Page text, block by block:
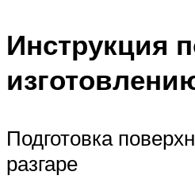
Инструкция
Подготовка
разгаре